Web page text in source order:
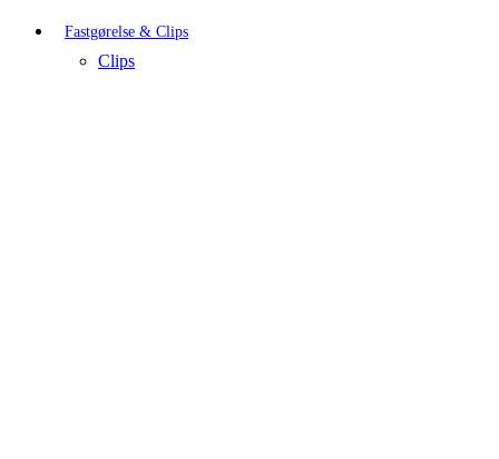
Fastgørelse & Clips
Clips